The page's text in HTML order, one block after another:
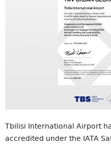
Tbilisi International Airport
accredited under the IATA